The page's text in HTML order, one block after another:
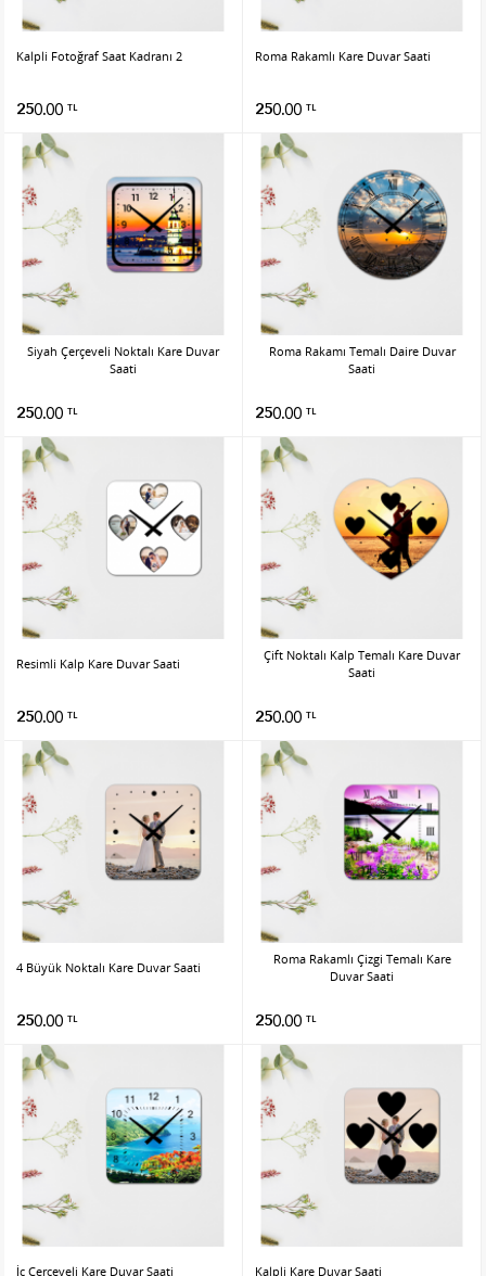
Kalpli Fotoğraf Saat Kadranı 2
250.00 TL
Roma Rakamlı Kare Duvar Saati
250.00 TL
Siyah Çerçeveli Noktalı Kare Duvar
Saati
250.00 TL
Roma Rakamı Temalı Daire Duvar
Saati
250.00 TL
Resimli Kalp Kare Duvar Saati
250.00 TL
Çift Noktalı Kalp Temalı Kare Duvar
Saati
250.00 TL
4 Büyük Noktalı Kare Duvar Saati
250.00 TL
Roma Rakamlı Çizgi Temalı Kare
Duvar Saati
250.00 TL
İç Çerçeveli Kare Duvar Saati Kalpli Kare Duvar Saati